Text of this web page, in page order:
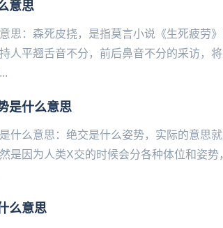
意思
思：森死皮挠，是指莫言小说《生死疲劳
人平翘舌音不分，前后鼻音不分的采访，
是什么意思
什么意思：绝交是什么姿势，实际的意思
是因为人类X交的时候会分各种体位和姿
么意思